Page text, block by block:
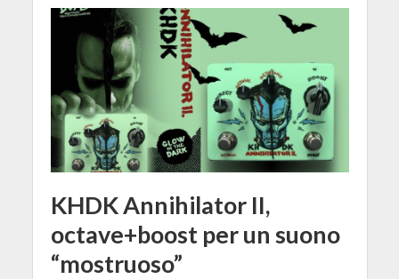
KHDK Annihilator II,
octave+boost per un suono
“mostruoso”